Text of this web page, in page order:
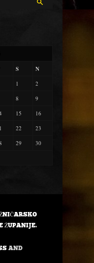
S N
1
2
8
9
15
16
22
23
29
30
ŽUPANIJE.
AND